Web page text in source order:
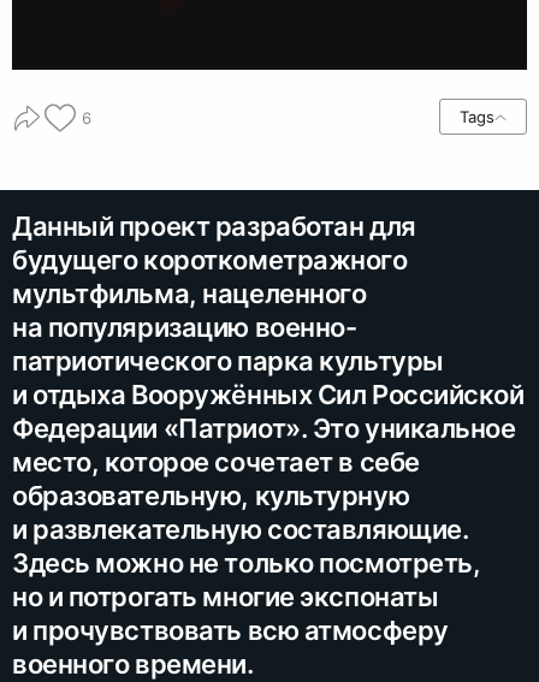
6 Tags
Данный проект разработан для
будущего короткометражного
мультфильма, нацеленного
на популяризацию военно-
патриотического парка культуры
и отдыха Вооружённых Сил Российской
Федерации «Патриот». Это уникальное
место, которое сочетает в себе
образовательную, культурную
и развлекательную составляющие.
Здесь можно не только посмотреть,
но и потрогать многие экспонаты
и прочувствовать всю атмосферу
военного времени.